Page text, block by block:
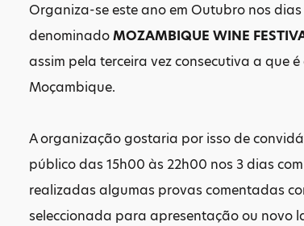
Organiza-se este ano em Outubro nos
denominadoMOZAMBIQUE WINE
assim pela terceira vez consecutiva a que
Moçambique.
A organização gostaria por isso de
público das 15h00 às 22h00 nos 3 dias
realizadas algumas provas comentadas
seleccionada para apresentação ou novo